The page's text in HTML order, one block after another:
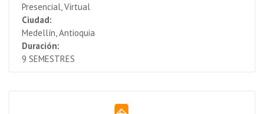
Presencial, Virtual
Ciudad:
Medellín, Antioquia
Duración:
9 SEMESTRES